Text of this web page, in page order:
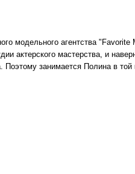
модельного агентства "Favorite
актерского мастерства, и
занимается Полина в той